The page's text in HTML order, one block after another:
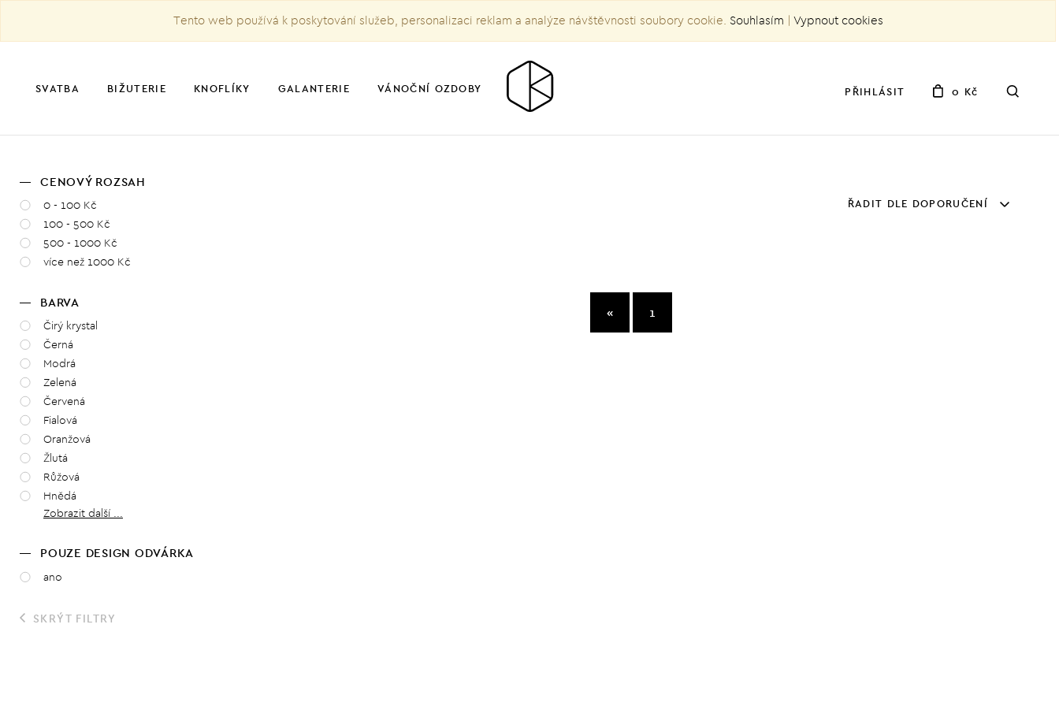
Tento web používá k poskytování služeb, personalizaci reklam a analýze návštěvnosti soubory cookie. Souhlasím | Vypnout cookies
SVATBA BIŽUTERIE KNOFLÍKY GALANTERIE VÁNOČNÍ OZDOBY PŘIHLÁSIT 0 Kč
CENOVÝ ROZSAH
0 - 100 Kč
100 - 500 Kč
500 - 1000 Kč
více než 1000 Kč
BARVA
Čirý krystal
Černá
Modrá
Zelená
Červená
Fialová
Oranžová
Žlutá
Růžová
Hnědá
Zobrazit další ...
POUZE DESIGN ODVÁRKA
ano
SKRÝT FILTRY
ŘADIT DLE DOPORUČENÍ
« 1